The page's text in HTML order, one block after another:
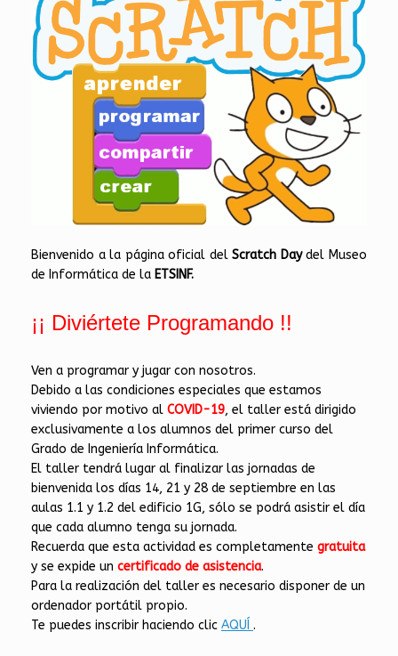
Bienvenido a la página oficial delScratch Daydel Museo
de Informática de la ETSINF.
¡¡ Diviértete Programando !!
Ven a programar y jugar con nosotros.
Debido a las condiciones especiales que estamos
viviendo por motivo al COVID-19, el taller está dirigido
exclusivamente a los alumnos del primer curso del
Grado de Ingeniería Informática.
El taller tendrá lugar al finalizar las jornadas de
bienvenida los días 14, 21 y 28 de septiembre en las
aulas 1.1 y 1.2 del edificio 1G, sólo se podrá asistir el día
que cada alumno tenga su jornada.
Recuerda que esta actividad es completamente gratuita
y se expide un certificado de asistencia.
Para la realización del taller es necesario disponer de un
ordenador portátil propio.
Te puedes inscribir haciendo clic AQUÍ .